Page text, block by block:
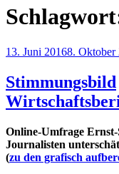
Veröffentlicht
13. Juni 20168. Oktober
Stimmungsbild
Online-Umfrage
Journalisten
(zu den grafisch